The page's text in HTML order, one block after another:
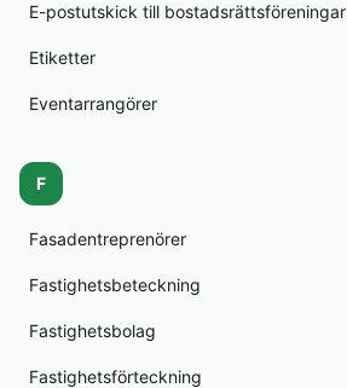
E-postutskick till bostadsrättsföreningar
Etiketter
Eventarrangörer
F
Fasadentreprenörer
Fastighetsbeteckning
Fastighetsbolag
Fastighetsförteckning